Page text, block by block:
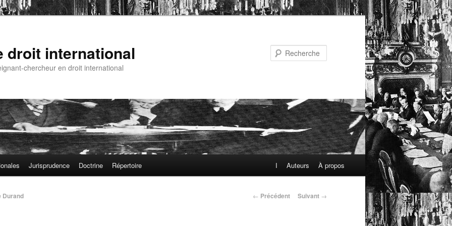
droit international
chercheur en droit international
Jurisprudence Doctrine Répertoire I Auteurs À propos
Navigation
← Précédent Suivant →
Durand